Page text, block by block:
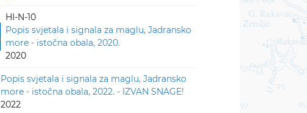
HI-N-10
Popis svjetala i signala za maglu, Jadransko
more - istočna obala, 2020.
2020
Popis svjetala i signala za maglu, Jadransko
more - istočna obala, 2022. - IZVAN SNAGE!
2022